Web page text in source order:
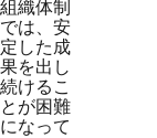
組織体制
では、安
定した成
果を出し
続けるこ
とが困難
になって